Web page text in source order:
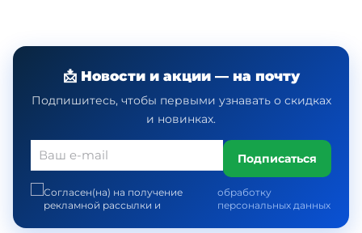
📩 Новости и акции — на почту
Подпишитесь, чтобы первыми узнавать о скидках
Подписаться